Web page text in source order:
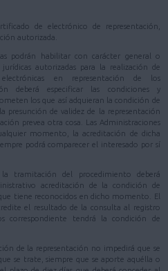
de electrónico de representación,
autorizada.
podrán habilitar con carácter general o
autorizadas para la realización de
electrónicas en representación de los
deberá especificar las condiciones y
los que así adquieran la condición de
presunción de validez de la representación
prevea otra cosa. Las Administraciones
momento, la acreditación de dicha
podrá comparecer el interesado por sí
tramitación del procedimiento deberá
acreditación de la condición de
tiene reconocidos en dicho momento. El
el resultado de la consulta al registro
correspondiente tendrá la condición de
de la representación no impedirá que se
se trate, siempre que se aporte aquélla o